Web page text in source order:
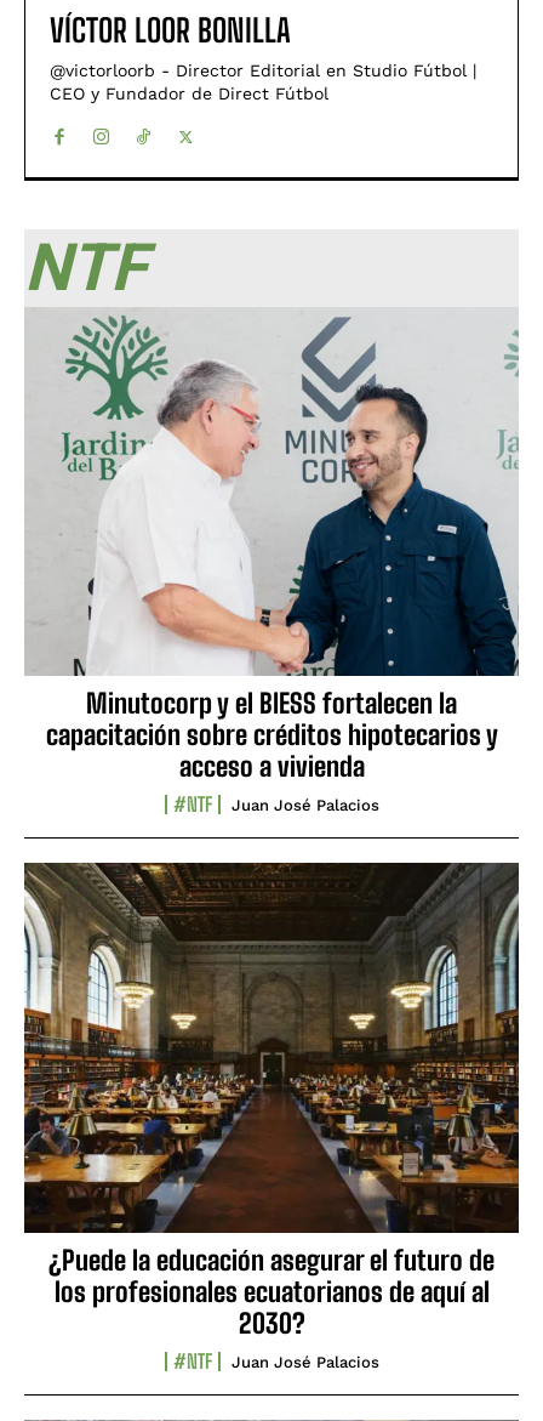
VÍCTOR LOOR BONILLA
@victorloorb - Director Editorial en Studio Fútbol |
CEO y Fundador de Direct Fútbol
NTF
Minutocorp y el BIESS fortalecen la
capacitación sobre créditos hipotecarios y
acceso a vivienda
#NTF Juan José Palacios
¿Puede la educación asegurar el futuro de
los profesionales ecuatorianos de aquí al
2030?
#NTF Juan José Palacios